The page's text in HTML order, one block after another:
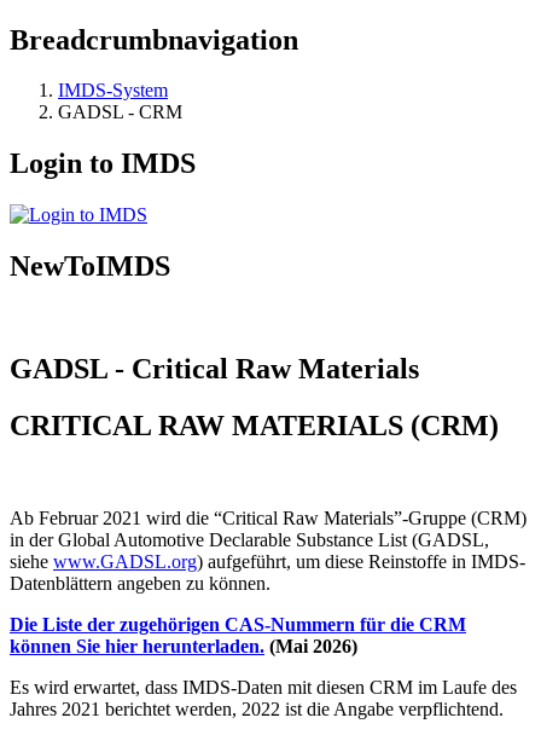
Breadcrumbnavigation
IMDS-System
GADSL - CRM
Login to IMDS
NewToIMDS
GADSL - Critical Raw Materials
CRITICAL RAW MATERIALS (CRM)
Ab Februar 2021 wird die “Critical Raw Materials”-Gruppe (CRM)
in der Global Automotive Declarable Substance List (GADSL,
siehe www.GADSL.org) aufgeführt, um diese Reinstoffe in IMDS-
Datenblättern angeben zu können.
Die Liste der zugehörigen CAS-Nummern für die CRM
können Sie hier herunterladen. (Mai 2026)
Es wird erwartet, dass IMDS-Daten mit diesen CRM im Laufe des
Jahres 2021 berichtet werden, 2022 ist die Angabe verpflichtend.